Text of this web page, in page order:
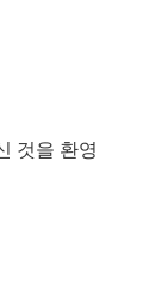
것을 환영